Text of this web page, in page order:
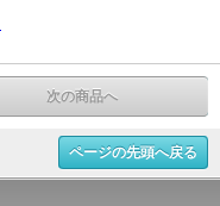
次の商品へ
ページの先頭へ戻る